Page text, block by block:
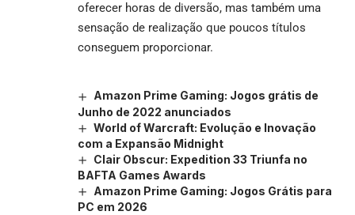
oferecer horas de diversão, mas também uma
sensação de realização que poucos títulos
conseguem proporcionar.
Amazon Prime Gaming: Jogos grátis de
Junho de 2022 anunciados
World of Warcraft: Evolução e Inovação
com a Expansão Midnight
Clair Obscur: Expedition 33 Triunfa no
BAFTA Games Awards
Amazon Prime Gaming: Jogos Grátis para
PC em 2026